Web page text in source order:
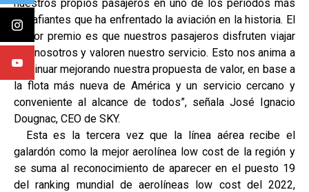
nuestros propios pasajeros en uno de los períodos más
desafiantes que ha enfrentado la aviación en la historia. El
mayor premio es que nuestros pasajeros disfruten viajar
con nosotros y valoren nuestro servicio. Esto nos anima a
continuar mejorando nuestra propuesta de valor, en base a
la flota más nueva de América y un servicio cercano y
conveniente al alcance de todos”, señala José Ignacio
Dougnac, CEO de SKY.
Esta es la tercera vez que la línea aérea recibe el
galardón como la mejor aerolínea low cost de la región y
se suma al reconocimiento de aparecer en el puesto 19
del ranking mundial de aerolíneas low cost del 2022,